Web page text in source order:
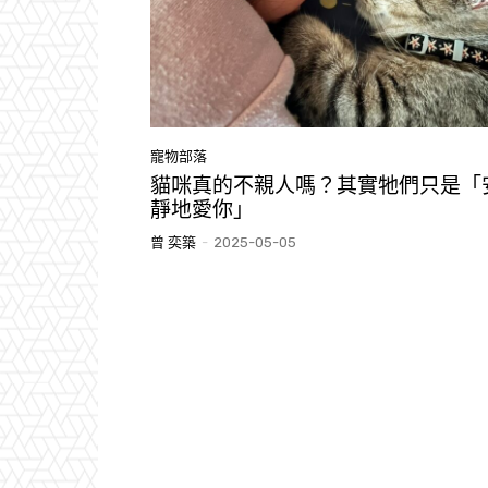
寵物部落
貓咪真的不親人嗎？其實牠們只是「
靜地愛你」
曾 奕築 - 2025-05-05